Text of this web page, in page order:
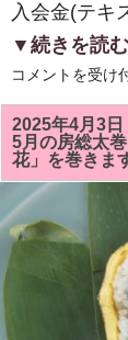
司
験」
掲
さ
れ
ま
し
た！！
は
入会金(テキ
▼続きを読む
6
の
房
総
太
巻
き
ず
し
教
室
で
コメントを受け
2025年4月3日
5月の房総太
花」を巻きま